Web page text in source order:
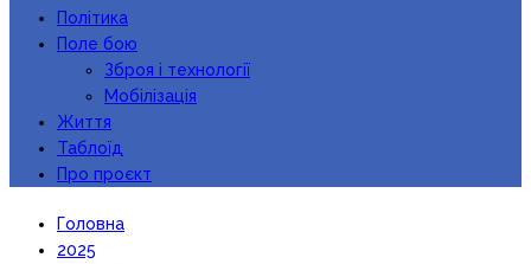
Політика
Поле бою
Зброя і технології
Мобілізація
Життя
Таблоїд
Про проєкт
Головна
2025